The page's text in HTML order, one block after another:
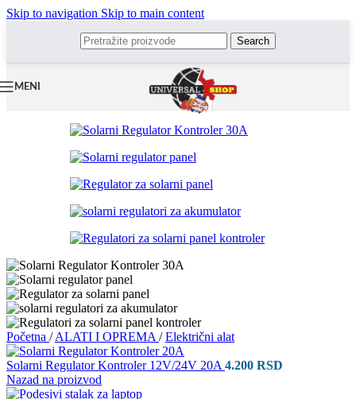
Skip to navigation Skip to main content
Search
MENI
Početna / ALATI I OPREMA / Električni alat
Solarni Regulator Kontroler 12V/24V 20A 4.200 RSD
Nazad na proizvod